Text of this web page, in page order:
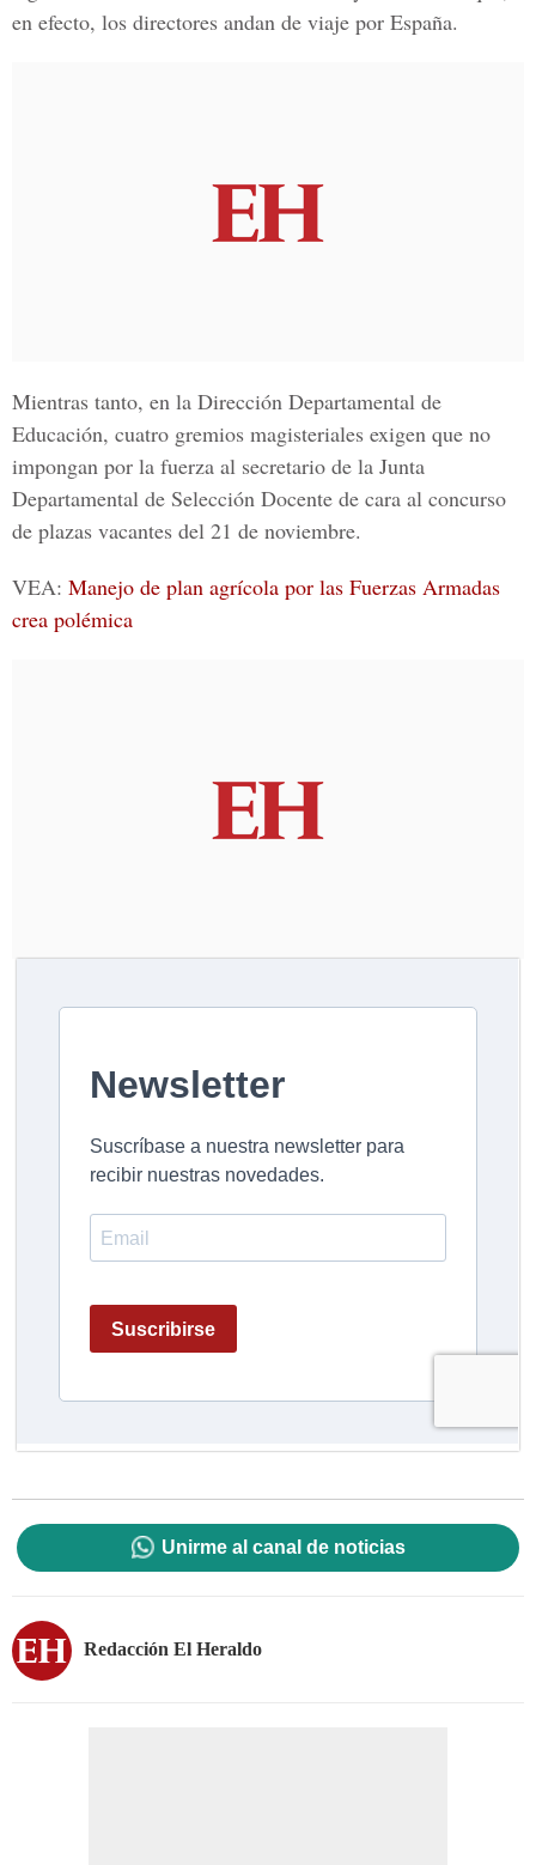
en efecto, los directores andan de viaje por España.
Mientras tanto, en la Dirección Departamental de
Educación, cuatro gremios magisteriales exigen que no
impongan por la fuerza al secretario de la Junta
Departamental de Selección Docente de cara al concurso
de plazas vacantes del 21 de noviembre.
VEA: Manejo de plan agrícola por las Fuerzas Armadas
crea polémica
Unirme al canal de noticias
Redacción El Heraldo